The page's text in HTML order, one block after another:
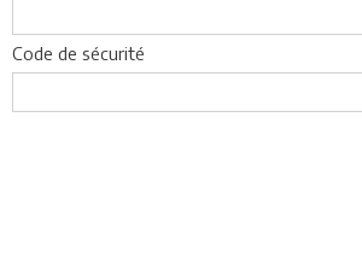
Code de sécurité